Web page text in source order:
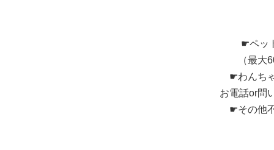
☛ペッ
（最
☛わんち
お電話or問
☛その他